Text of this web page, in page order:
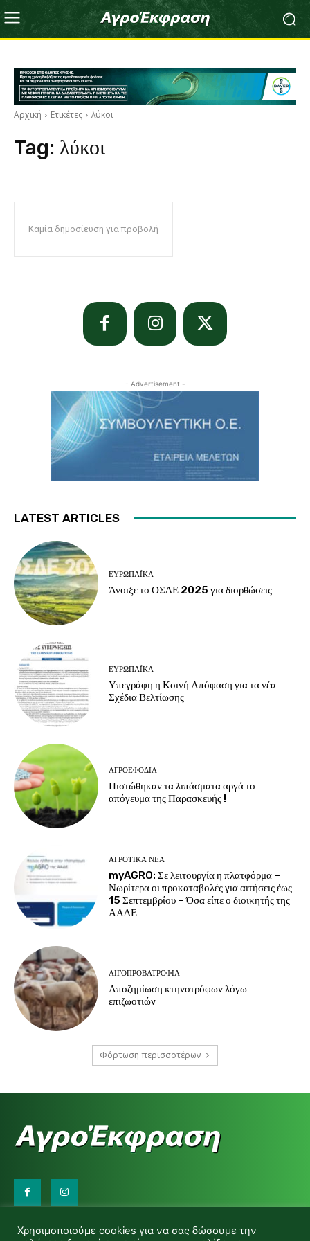
Αρχική Ετικέτες λύκοι
Tag: λύκοι
Καμία δημοσίευση για προβολή
- Advertisement -
LATEST ARTICLES
ΕΥΡΩΠΑΪΚΆ
Άνοιξε το ΟΣΔΕ 2025 για διορθώσεις
ΕΥΡΩΠΑΪΚΆ
Υπεγράφη η Κοινή Απόφαση για τα νέα
Σχέδια Βελτίωσης
ΑΓΡΟΕΦΌΔΙΑ
Πιστώθηκαν τα λιπάσματα αργά το
απόγευμα της Παρασκευής !
ΑΓΡΟΤΙΚΆ ΝΈΑ
myAGRO: Σε λειτουργία η πλατφόρμα –
Νωρίτερα οι προκαταβολές για αιτήσεις έως
15 Σεπτεμβρίου – Όσα είπε ο διοικητής της
ΑΑΔΕ
ΑΙΓΟΠΡΟΒΑΤΡΟΦΊΑ
Αποζημίωση κτηνοτρόφων λόγω
επιζωοτιών
Φόρτωση περισσοτέρων
d.makas@yahoo.gr
Χρησιμοποιούμε cookies για να σας δώσουμε την